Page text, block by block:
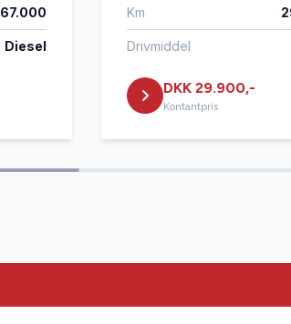
Diesel
Km
Drivmiddel
DKK 29.900,-
Kontantpris